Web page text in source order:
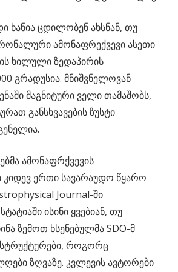
ხანია ცდილობენ ახსნან, თუ
ამონაფრექვევი ასეთი
ხილული ზედაპირის
გრადუსია. მნიშვნელოვან
მაგნიტური ველი თამაშობს,
განსხვავების ზუსტი
ამონაფრქვევის
კიდევ ერთი სავარაუდო წყარო
Journal-ში
ისინი ყვებიან, თუ
ზემოთ ხსენებულმა SDO-მ
სტრუქტურები, როგორც
ზღვაზე. კვლევის ავტორები